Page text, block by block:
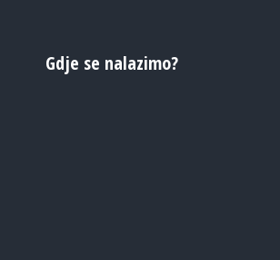
Gdje se nalazimo?